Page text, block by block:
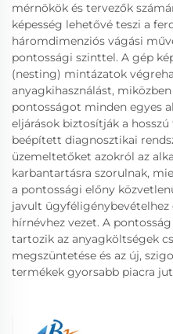
mérnökök és tervezők
képesség lehetővé teszi a
háromdimenziós vágási
pontossági szinttel. A gép
(nesting) mintázatok
anyagkihasználást,
pontosságot minden egyes
eljárások biztosítják a
beépített diagnosztikai
üzemeltetőket azokról az
karbantartásra szorulnak,
a pontossági előny
javult
hírnévhez vezet. A
tartozik az anyagköltségek
megszüntetése és az új,
termékek gyorsabb piacra